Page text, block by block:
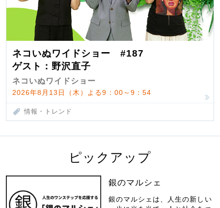
ネコいぬワイドショー #187
ゲスト：野沢直子
ネコいぬワイドショー
2026年8月13日（木）よる9：00～9：54
情報・トレンド
ピックアップ
銀のマルシェ
銀のマルシェは、人生の新しい